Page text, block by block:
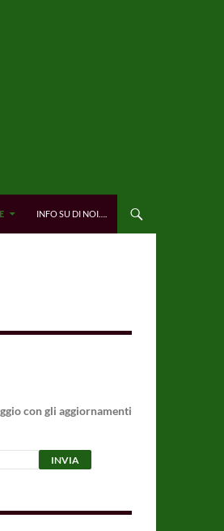
INFO SU DI NOI….
con gli aggiornamenti